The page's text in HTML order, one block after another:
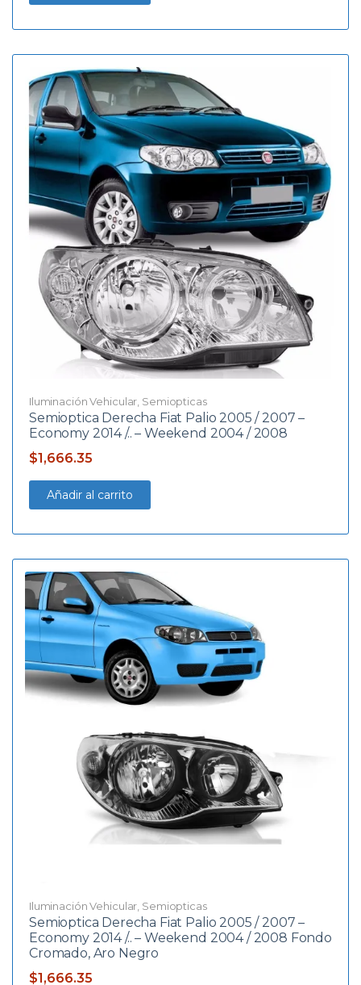
Iluminación Vehicular Semiopticas
Semioptica Derecha Fiat Palio 2005 / 2007 –
Economy 2014 /.. – Weekend 2004 / 2008
$1,666.35
Añadir al carrito
Iluminación Vehicular Semiopticas
Semioptica Derecha Fiat Palio 2005 / 2007 –
Economy 2014 /.. – Weekend 2004 / 2008 Fondo
Cromado, Aro Negro
$1,666.35